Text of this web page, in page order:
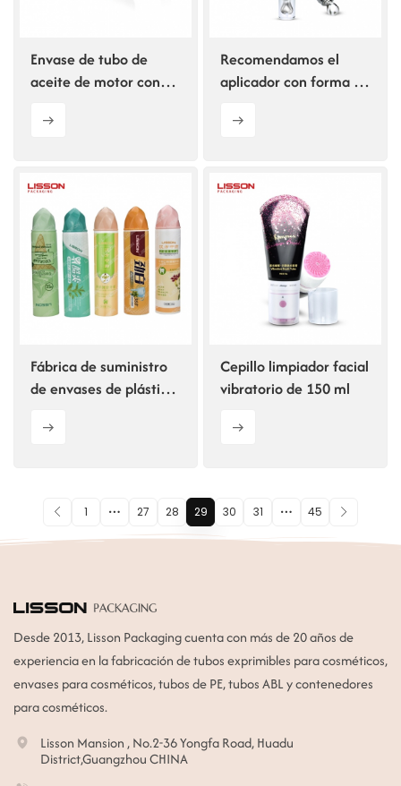
Envase de tubo de
aceite de motor con
120 g
Recomendamos el
aplicador con forma de
esencia para ojos.
Fábrica de suministro
de envases de plástico
vacíos de colores
Cepillo limpiador facial
vibratorio de 150 ml
1 27 28 29 30 31 45
Desde 2013, Lisson Packaging cuenta con más de 20 años de
experiencia en la fabricación de tubos exprimibles para cosméticos,
envases para cosméticos, tubos de PE, tubos ABL y contenedores
para cosméticos.
Lisson Mansion , No.2-36 Yongfa Road, Huadu
District,Guangzhou CHINA